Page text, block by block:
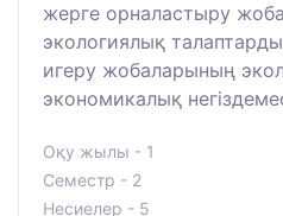
жерге орналастыру
экологиялық
игеру жобаларының
экономикалық
Оқу жылы - 1
Семестр - 2
Несиелер - 5